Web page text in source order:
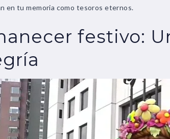
en tu memoria como tesoros eternos.
festivo: